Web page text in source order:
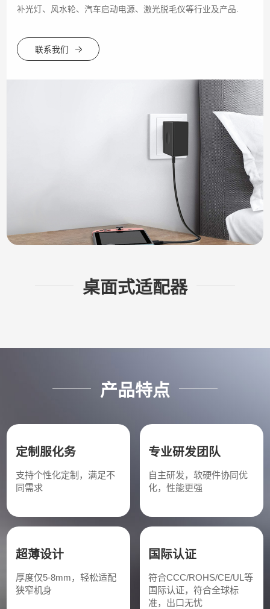
补光灯、风水轮、汽车启动电源、激光脱毛仪等行业及产品.
联系我们
桌面式适配器
产品特点
定制服化务
支持个性化定制，满足不
同需求
专业研发团队
自主研发，软硬件协同优
化，性能更强
超薄设计
厚度仅5-8mm，轻松适配
狭窄机身
国际认证
符合CCC/ROHS/CE/UL等
国际认证，符合全球标
准，出口无忧